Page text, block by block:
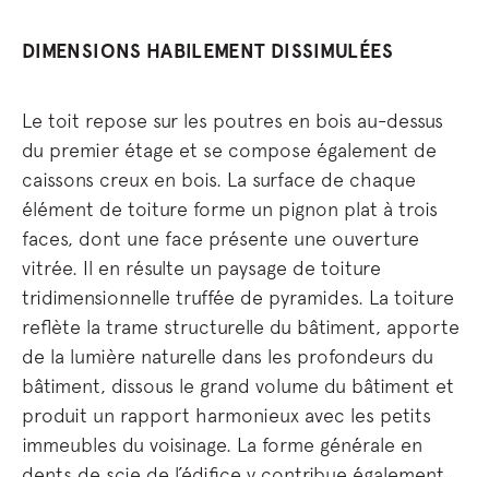
DIMENSIONS HABILEMENT DISSIMULÉES
Le toit repose sur les poutres en bois au-dessus
du premier étage et se compose également de
caissons creux en bois. La surface de chaque
élément de toiture forme un pignon plat à trois
faces, dont une face présente une ouverture
vitrée. Il en résulte un paysage de toiture
tridimensionnelle truffée de pyramides. La toiture
reflète la trame structurelle du bâtiment, apporte
de la lumière naturelle dans les profondeurs du
bâtiment, dissous le grand volume du bâtiment et
produit un rapport harmonieux avec les petits
immeubles du voisinage. La forme générale en